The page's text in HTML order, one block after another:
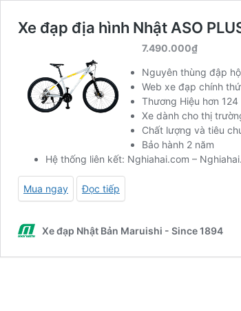
Xe đạp địa hình Nhật ASO
7.490.000₫
Nguyên thùng đập
Web xe đạp chính
Thương Hiệu hơn
Xe dành cho thị
Chất lượng và tiêu
Bảo hành 2 năm
Hệ thống liên kết: Nghiahai.com –
Mua ngay Đọc tiếp
Xe đạp Nhật Bản Maruishi - Since 1894